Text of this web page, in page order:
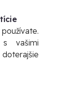
vašimi